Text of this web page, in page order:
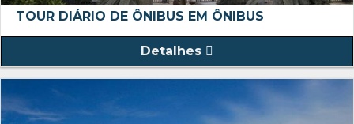
TOUR DIÁRIO DE ÔNIBUS EM ÔNIBUS
Detalhes